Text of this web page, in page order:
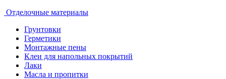
Отделочные материалы
Грунтовки
Герметики
Монтажные пены
Клеи для напольных покрытий
Лаки
Масла и пропитки